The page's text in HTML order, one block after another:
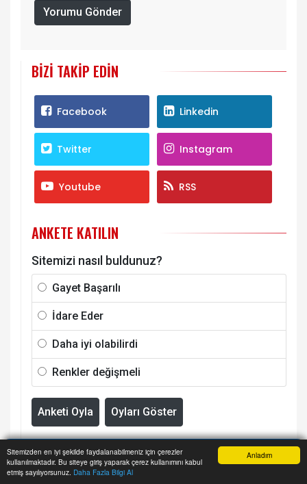
Anladım
Sitemizden en iyi şekilde faydalanabilmeniz için çerezler
kullanılmaktadır. Bu siteye giriş yaparak çerez kullanımını kabul
etmiş sayılıyorsunuz. Daha Fazla Bilgi Al
Yorumu Gönder
BIZI TAKIP EDIN
Facebook Linkedin
Twitter Instagram
Youtube RSS
ANKETE KATILIN
Sitemizi nasıl buldunuz?
Gayet Başarılı
İdare Eder
Daha iyi olabilirdi
Renkler değişmeli
Anketi Oyla Oyları Göster
BENZER HABERLER
Anasayfa Yazarlar Haber Ara İhbar Hattı Menu